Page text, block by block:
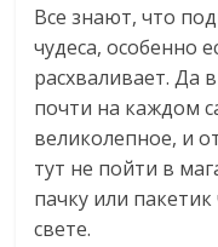
Все знают, что
чудеса, особенно
расхваливает. Да
почти на каждом
великолепное, и
тут не пойти в
пачку или пакетик
свете.